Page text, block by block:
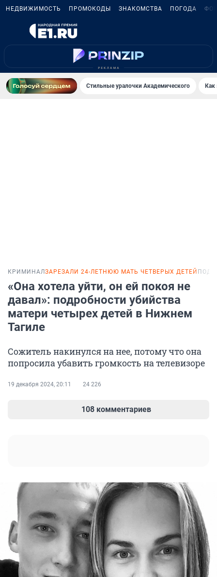
НЕДВИЖИМОСТЬ ПРОМОКОДЫ ЗНАКОМСТВА ПОГОДА
Стильные уралочки Академического
КРИМИНАЛЗАРЕЗАЛИ 24-ЛЕТНЮЮ МАТЬ ЧЕТВЕРЫХ ДЕТЕЙ
«Она хотела уйти, он ей покоя не
давал»: подробности убийства
матери четырех детей в Нижнем
Тагиле
Сожитель накинулся на нее, потому что она
попросила убавить громкость на телевизоре
19 декабря 2024, 20:11 24 226
108 комментариев